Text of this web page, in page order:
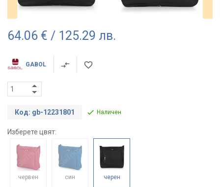
64.06 € / 125.29 лв.
GABOL
Код: gb-12231801 Наличен
Изберете цвят:
червен син черен